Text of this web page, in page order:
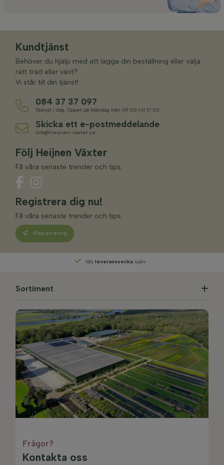
Kundtjänst
Behöver du hjälp med att lägga din beställning eller välja
rätt träd eller växt?
Vi står till din tjänst!
084 37 37 097
Stängt i dag. Öppet på Måndag från 09:00 till 17:00
Skicka ett e-postmeddelande
info@heijnen-vaxter.se
Följ Heijnen Växter
Få våra senaste trender och tips.
Registrera dig nu!
Få våra senaste trender och tips.
Registrering
Välj leveransvecka själv
Sortiment
Frågor?
Kontakta oss